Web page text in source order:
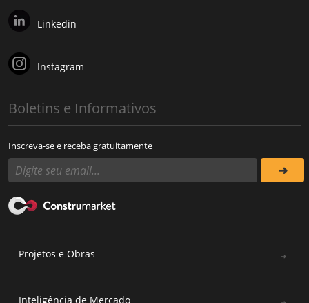
Linkedin
Instagram
Boletins e Informativos
Inscreva-se e receba gratuitamente
Projetos e Obras
Inteligência de Mercado